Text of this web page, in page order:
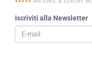
Iscriviti alla Newsletter